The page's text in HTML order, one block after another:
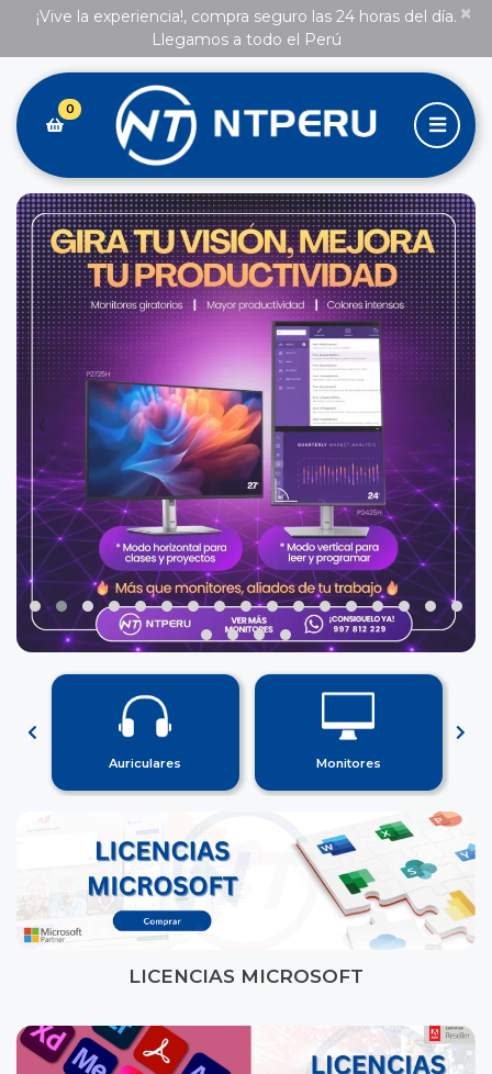
¡Vive la experiencia!, compra seguro las 24 horas del día.
Llegamos a todo el Perú
×
0
‹ ›
Auriculares Monitores
LICENCIAS MICROSOFT